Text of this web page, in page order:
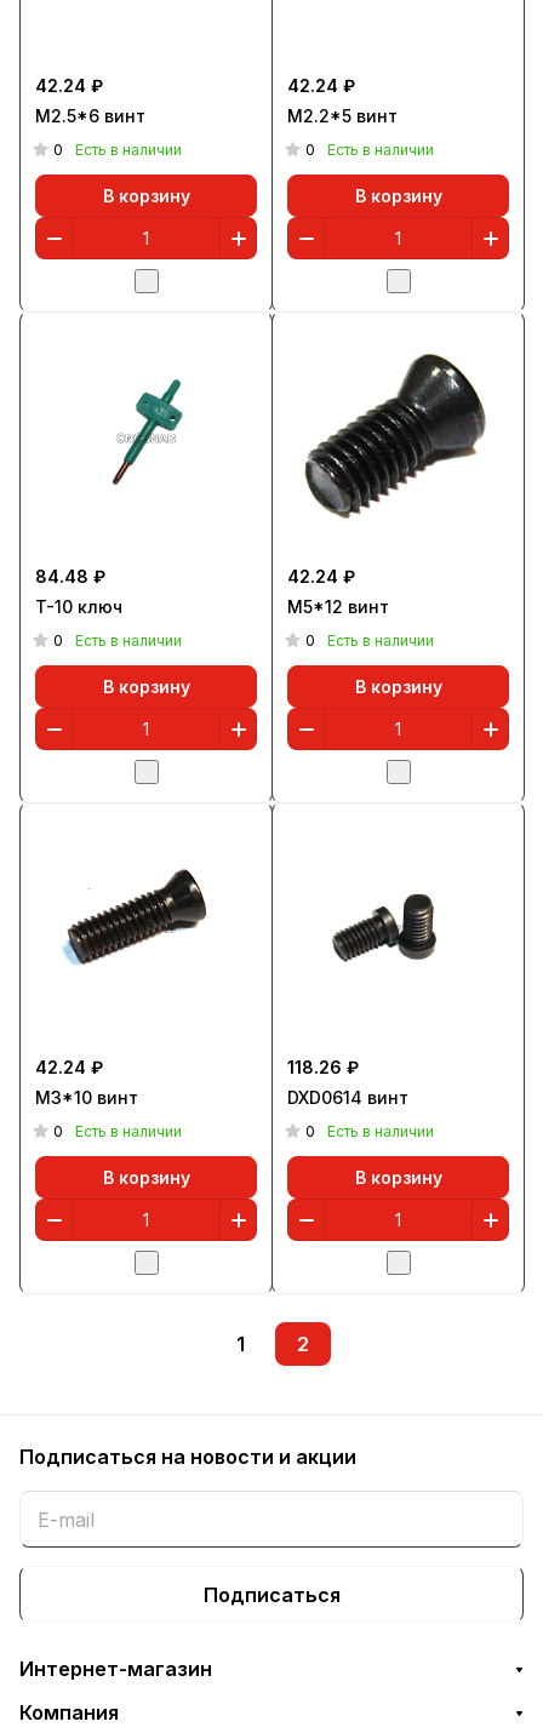
42.24 ₽
M2.5*6 винт
0 Есть в наличии
В корзину
42.24 ₽
M2.2*5 винт
0 Есть в наличии
В корзину
84.48 ₽
T-10 ключ
0 Есть в наличии
В корзину
42.24 ₽
M5*12 винт
0 Есть в наличии
В корзину
42.24 ₽
M3*10 винт
0 Есть в наличии
В корзину
118.26 ₽
DXD0614 винт
0 Есть в наличии
В корзину
1 2
Подписаться на новости и акции
Подписаться
Интернет-магазин
Компания